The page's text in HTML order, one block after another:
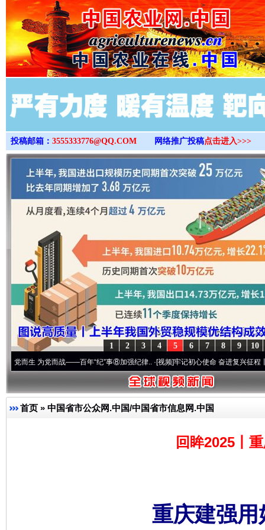
>
投稿邮箱： 3555333776@QQ.COM 网络推广投稿点击进入>>>
10
9
8
7
6
5
4
3
2
1
党而战——百年“纪”事⑧加强纪律..·[视频]牢记初心使命 奋进复兴征程丨“转折之城”
首页 » 中国省市公众网.中国/中国省市信息网.中国
回眸2025丨
重庆建强